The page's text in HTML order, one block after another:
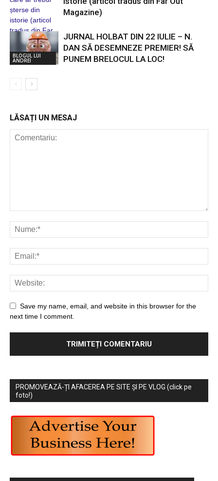
POP ROCK
INTERNAȚIONAL
Magazine)
BLOGUL LUI
ANDREI
JURNAL HOLBAT DIN 22 IULIE – N.
DAN SĂ DESEMNEZE PREMIER! SĂ
PUNEM BRELOCUL LA LOC!
LĂSAȚI UN MESAJ
Save my name, email, and website in this browser for the
next time I comment.
PROMOVEAZĂ-ȚI AFACEREA PE SITE ȘI PE VLOG (click pe
foto!)